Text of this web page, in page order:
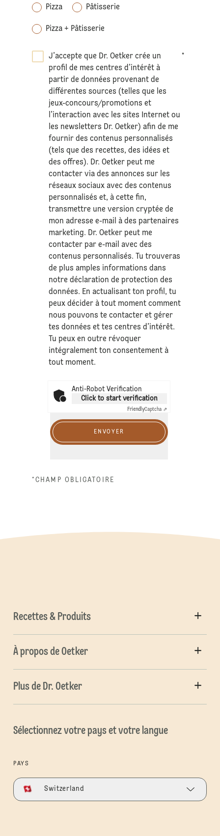
Pizza Pâtisserie
Pizza + Pâtisserie
J’accepte que Dr. Oetker crée un
profil de mes centres d’intérêt à
partir de données provenant de
différentes sources (telles que les
jeux-concours/promotions et
l’interaction avec les sites Internet ou
les newsletters Dr. Oetker) afin de me
fournir des contenus personnalisés
(tels que des recettes, des idées et
des offres). Dr. Oetker peut me
contacter via des annonces sur les
réseaux sociaux avec des contenus
personnalisés et, à cette fin,
transmettre une version cryptée de
mon adresse e-mail à des partenaires
marketing. Dr. Oetker peut me
contacter par e-mail avec des
contenus personnalisés. Tu trouveras
de plus amples informations dans
notre déclaration deprotection des
données. En actualisant ton profil, tu
peux décider à tout moment comment
nous pouvons te contacter et gérer
tes données et tes centres d’intérêt.
Tu peux en outre révoquer
intégralement ton consentement à
tout moment.
*
Anti-Robot Verification
Click to start verification
FriendlyCaptcha ⇗
ENVOYER
*CHAMP OBLIGATOIRE
Recettes & Produits
À propos de Oetker
Plus de Dr. Oetker
Sélectionnez votre pays et votre langue
PAYS
Switzerland